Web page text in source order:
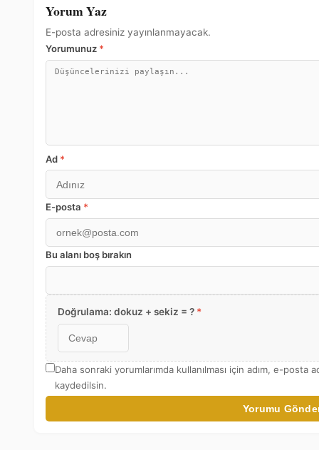
Yorum Yaz
E-posta adresiniz yayınlanmayacak.
Yorumunuz *
Ad *
E-posta *
Bu alanı boş bırakın
Doğrulama: dokuz + sekiz = ? *
Daha sonraki yorumlarımda kullanılması için adım, e-posta
kaydedilsin.
Yorumu